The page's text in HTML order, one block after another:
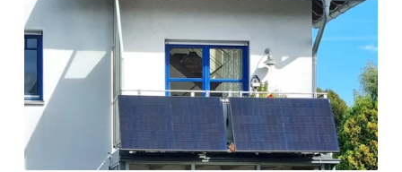
成健康風險。水中的微塑膠體積小，且帶有負電會互
斥，很難單靠濾網攔截。因此，廢水處理廠大多用明礬
這類化學品中和負電荷，先讓微塑膠聚集成團，再攔截
清除。辣木是多年生的樹木，原本生長於印度與非洲撒
哈拉以南，耐旱且生長快。葉能入菜，果莢可製成咖
哩，辣木籽用途很多，能食用，也能美容護膚。古代埃
及人、希臘人與羅馬人都曾使用辣木來淨化水質。